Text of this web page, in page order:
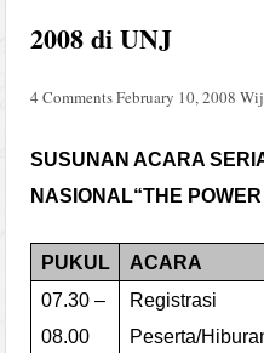
2008 di UNJ
4 CommentsFebruary 10, 2008
SUSUNAN ACARA
NASIONAL“THE
PUKUL ACARA
07.30 –
08.00
Registrasi
Peserta/